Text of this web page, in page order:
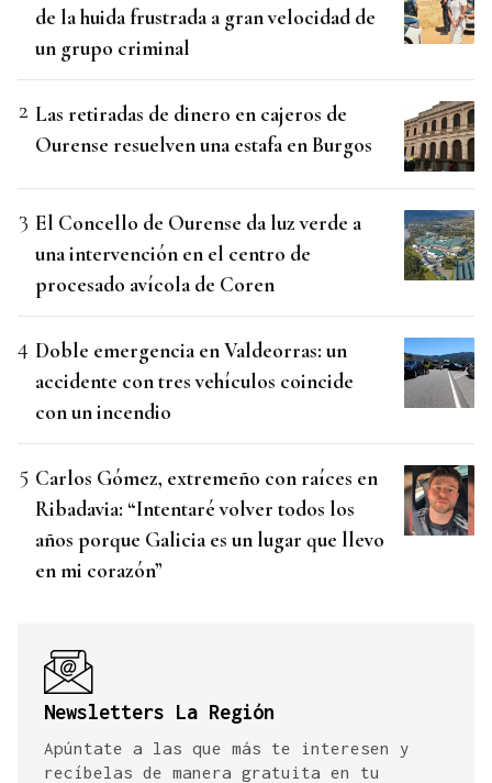
de la huida frustrada a gran velocidad de
un grupo criminal
Las retiradas de dinero en cajeros de
Ourense resuelven una estafa en Burgos
El Concello de Ourense da luz verde a
una intervención en el centro de
procesado avícola de Coren
Doble emergencia en Valdeorras: un
accidente con tres vehículos coincide
con un incendio
Carlos Gómez, extremeño con raíces en
Ribadavia: “Intentaré volver todos los
años porque Galicia es un lugar que llevo
en mi corazón”
Newsletters La Región
Apúntate a las que más te interesen y
recíbelas de manera gratuita en tu